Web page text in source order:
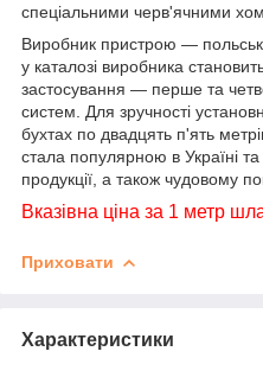
спеціальними черв'ячними
Виробник пристрою —
у каталозі виробника
застосування — перше та
систем. Для зручності
бухтах по двадцять п'ять
стала популярною в Україні та
продукції, а також чудовому
Вказівна ціна за 1 метр
Приховати
Характеристики